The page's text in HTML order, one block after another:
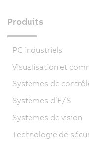
Produits
PC industriels
Visualisation et
Systèmes de
Systèmes d’E/S
Systèmes de vision
Technologie de